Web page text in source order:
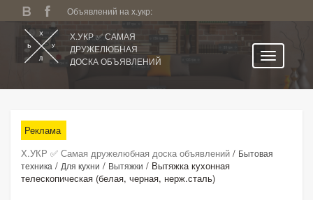
Объявлений на х.укр:
Х.УКР ✅ САМАЯ
ДРУЖЕЛЮБНАЯ
ДОСКА ОБЪЯВЛЕНИЙ
Все регионы
Категории
Избранное
Личный кабинет
Реклама
Х.УКР ✅ Самая дружелюбная доска объявлений / Бытовая
техника / Для кухни / Вытяжки / Вытяжка кухонная
телескопическая (белая, черная, нерж.сталь)